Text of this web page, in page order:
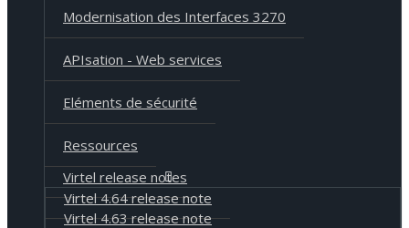
Modernisation des Interfaces 3270
APIsation - Web services
Eléments de sécurité
Ressources
Virtel release notes
Virtel 4.64 release note
Virtel 4.63 release note